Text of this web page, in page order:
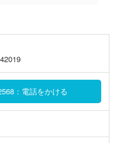
：電話をかける